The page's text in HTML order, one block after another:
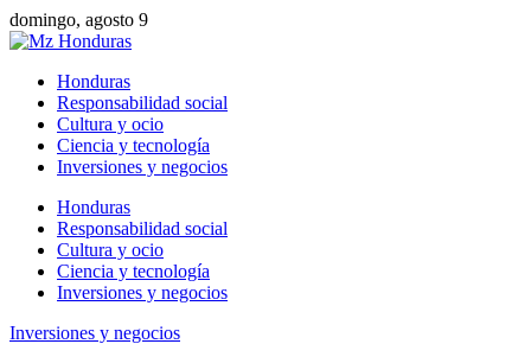
domingo, agosto 9
Honduras
Responsabilidad social
Cultura y ocio
Ciencia y tecnología
Inversiones y negocios
Honduras
Responsabilidad social
Cultura y ocio
Ciencia y tecnología
Inversiones y negocios
Inversiones y negocios